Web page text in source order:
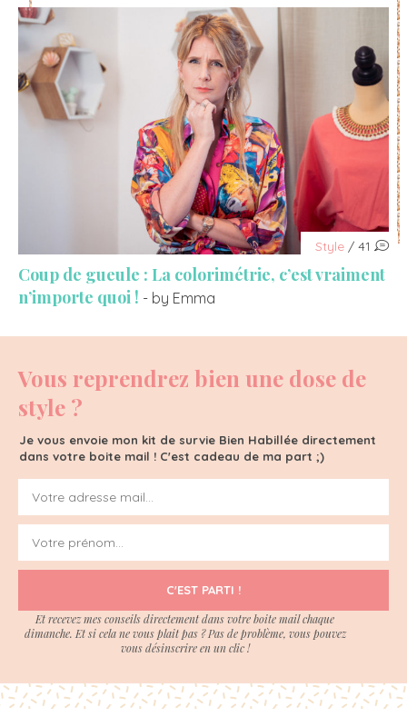
Style / 41
Coup de gueule : La colorimétrie, c’est vraiment
n’importe quoi ! - by Emma
Vous reprendrez bien une dose de
style ?
Je vous envoie mon kit de survie Bien Habillée directement
dans votre boite mail ! C'est cadeau de ma part ;)
C'EST PARTI !
Et recevez mes conseils directement dans votre boite mail chaque
dimanche. Et si cela ne vous plait pas ? Pas de problème, vous pouvez
vous désinscrire en un clic !